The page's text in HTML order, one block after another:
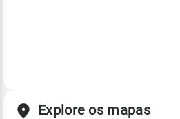
Explore os mapas